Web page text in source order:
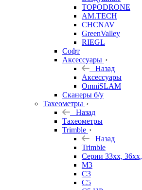
TOPODRONE
AM.TECH
CHCNAV
GreenValley
RIEGL
Софт
Аксессуары
Назад
Аксессуары
OmniSLAM
Сканеры б/у
Тахеометры
Назад
Тахеометры
Trimble
Назад
Trimble
Серии 33xx,
M3
C3
C5